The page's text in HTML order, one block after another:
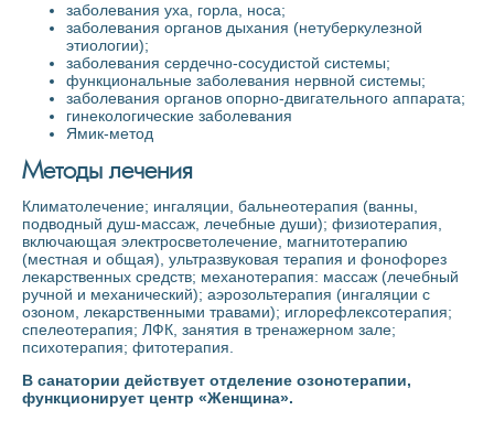
заболевания уха, горла, носа;
заболевания органов дыхания (нетуберкулезной
этиологии);
заболевания сердечно-сосудистой системы;
функциональные заболевания нервной системы;
заболевания органов опорно-двигательного аппарата;
гинекологические заболевания
Ямик-метод
Методы лечения
Климатолечение; ингаляции, бальнеотерапия (ванны,
подводный душ-массаж, лечебные души); физиотерапия,
включающая электросветолечение, магнитотерапию
(местная и общая), ультразвуковая терапия и фонофорез
лекарственных средств; механотерапия: массаж (лечебный
ручной и механический); аэрозольтерапия (ингаляции с
озоном, лекарственными травами); иглорефлексотерапия;
спелеотерапия; ЛФК, занятия в тренажерном зале;
психотерапия; фитотерапия.
В санатории действует отделение озонотерапии,
функционирует центр «Женщина».